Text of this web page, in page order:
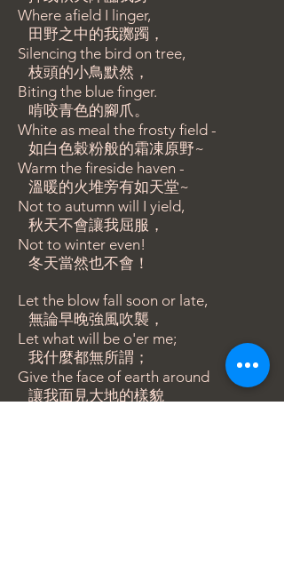
Where afield I linger,
田野之中的我躑躅，
Silencing the bird on tree,
枝頭的小鳥默然，
Biting the blue finger.
啃咬青色的腳爪。
White as meal the frosty field -
如白色穀粉般的霜凍原野~
Warm the fireside haven -
溫暖的火堆旁有如天堂~
Not to autumn will I yield,
秋天不會讓我屈服，
Not to winter even!
冬天當然也不會！
Let the blow fall soon or late,
無論早晚強風吹襲，
Let what will be o'er me;
我什麼都無所謂；
Give the face of earth around
讓我面見大地的樣貌